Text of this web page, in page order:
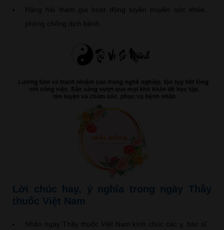
Hăng hái tham gia hoạt động tuyên truyền sức khỏe,
phòng chống dịch bệnh.
Lời chúc hay, ý nghĩa trong ngày Thầy
thuốc Việt Nam
Nhân ngày Thầy thuốc Việt Nam kính chúc các y, bác sĩ